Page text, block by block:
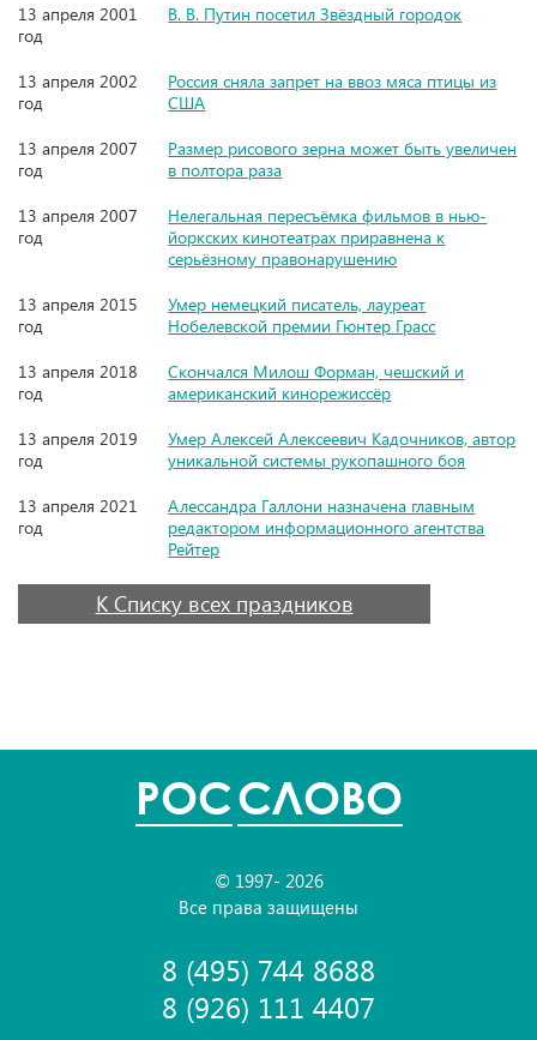
13 апреля 2001
год
В. В. Путин посетил Звёздный городок
13 апреля 2002
год
Россия сняла запрет на ввоз мяса птицы из
США
13 апреля 2007
год
Размер рисового зерна может быть увеличен
в полтора раза
13 апреля 2007
год
Нелегальная пересъёмка фильмов в нью-
йоркских кинотеатрах приравнена к
серьёзному правонарушению
13 апреля 2015
год
Умер немецкий писатель, лауреат
Нобелевской премии Гюнтер Грасс
13 апреля 2018
год
Скончался Милош Форман, чешский и
американский кинорежиссёр
13 апреля 2019
год
Умер Алексей Алексеевич Кадочников, автор
уникальной системы рукопашного боя
13 апреля 2021
год
Алессандра Галлони назначена главным
редактором информационного агентства
Рейтер
К Списку всех праздников
POCСЛОВО
© 1997- 2026
Все права защищены
8 (495) 744 8688
8 (926) 111 4407